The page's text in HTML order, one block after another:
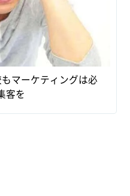
マーケティングは必
客を